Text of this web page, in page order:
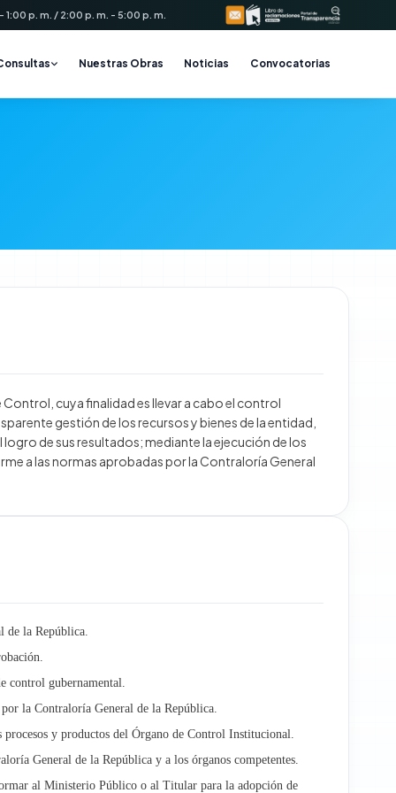
p. m. / 2:00 p. m. - 5:00 p. m.
Nuestras Obras Noticias Convocatorias
cuya finalidad es llevar a cabo el control
gestión de los recursos y bienes de la entidad,
de sus resultados; mediante la ejecución de los
a las normas aprobadas por la Contraloría General
de la República.
control gubernamental.
la Contraloría General de la República.
y productos del Órgano de Control Institucional.
General de la República y a los órganos competentes.
al Ministerio Público o al Titular para la adopción de